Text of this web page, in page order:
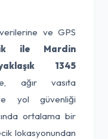
ve GPS
ile Mardin
1345
ağır vasıta
ve yol güvenliği
ortalama bir
lokasyonundan